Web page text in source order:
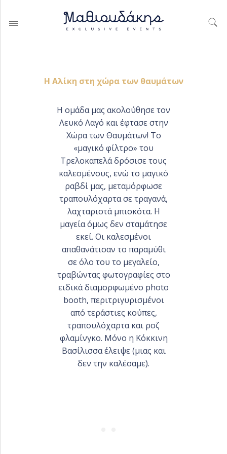
ΕΤΑΙΡΊΚΕΣ ΕΚΔΗΛΏΣΕΙΣ &
PORTFOLIO ΟΡΓΆΝΩΣΗΣ
BAPTISMS CREATIONS
PORTFOLIO ΕΤΑΙΡΙΚΏΝ
ΕΚΔΗΛΏΣΕΩΝ
Η Αλίκη στη χώρα των θαυμάτων
Η ομάδα μας ακολούθησε τον
Λευκό Λαγό και έφτασε στην
Χώρα των Θαυμάτων! Το
«μαγικό φίλτρο» του
Τρελοκαπελά δρόσισε τους
καλεσμένους, ενώ το μαγικό
ραβδί μας, μεταμόρφωσε
τραπουλόχαρτα σε τραγανά,
λαχταριστά μπισκότα. Η
μαγεία όμως δεν σταμάτησε
εκεί. Οι καλεσμένοι
απαθανάτισαν το παραμύθι
σε όλο του το μεγαλείο,
τραβώντας φωτογραφίες στο
ειδικά διαμορφωμένο photo
booth, περιτριγυρισμένοι
από τεράστιες κούπες,
τραπουλόχαρτα και ροζ
φλαμίνγκο. Μόνο η Κόκκινη
Βασίλισσα έλειψε (μιας και
δεν την καλέσαμε).